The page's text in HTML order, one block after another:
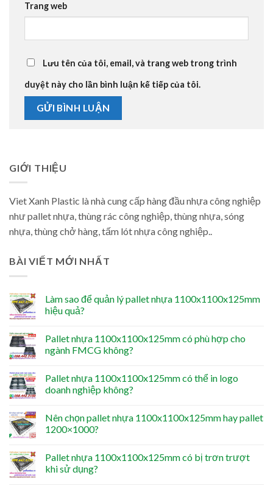
Trang web
Lưu tên của tôi, email, và trang web trong trình
duyệt này cho lần bình luận kế tiếp của tôi.
GIỚI THIỆU
Viet Xanh Plastic là nhà cung cấp hàng đầu nhựa công nghiệp
như pallet nhựa, thùng rác công nghiệp, thùng nhựa, sóng
nhựa, thùng chở hàng, tấm lót nhựa công nghiệp..
BÀI VIẾT MỚI NHẤT
Làm sao để quản lý pallet nhựa 1100x1100x125mm
hiệu quả?
Pallet nhựa 1100x1100x125mm có phù hợp cho
ngành FMCG không?
Pallet nhựa 1100x1100x125mm có thể in logo
doanh nghiệp không?
Nên chọn pallet nhựa 1100x1100x125mm hay pallet
1200×1000?
Pallet nhựa 1100x1100x125mm có bị trơn trượt
khi sử dụng?